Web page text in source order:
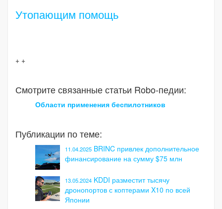
Утопающим помощь
+ +
Смотрите связанные статьи Robo-педии:
Области применения беспилотников
Публикации по теме:
11.04.2025 BRINC привлек дополнительное
финансирование на сумму $75 млн
13.05.2024 KDDI разместит тысячу
дронопортов с коптерами X10 по всей
Японии